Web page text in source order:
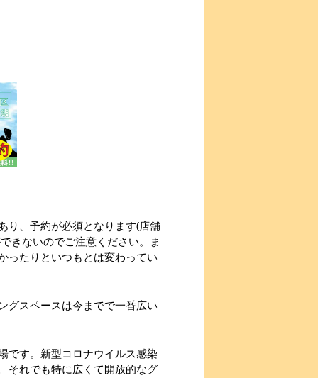
り、予約が必須となります(店舗
きないのでご注意ください。ま
ったりといつもとは変わってい
グスペースは今までで一番広い
です。新型コロナウイルス感染
それでも特に広くて開放的なグ